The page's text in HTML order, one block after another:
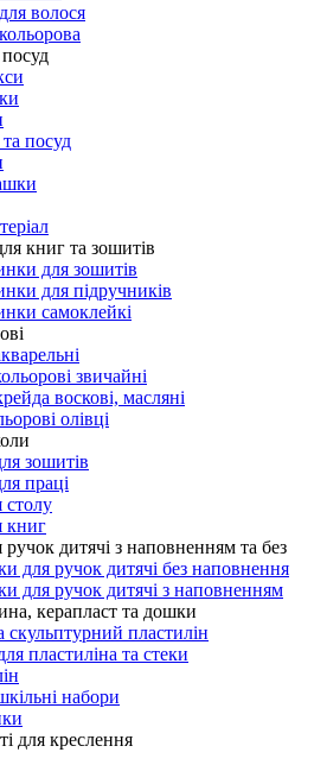
волося
посуд
книг та зошитів
для зошитів
для підручників
самоклейкі
звичайні
воскові, масляні
олівці
зошитів
праці
столу
книг
ручок дитячі з наповненням та без
для ручок дитячі без наповнення
для ручок дитячі з наповненням
керапласт та дошки
скульптурний пластилін
пластиліна та стеки
набори
для креслення